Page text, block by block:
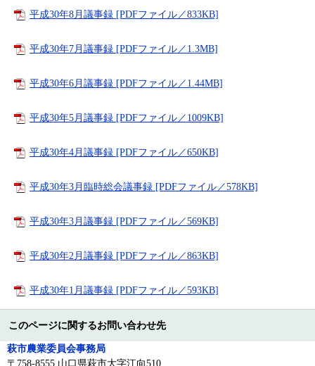
平成30年8月議事録 [PDFファイル／833KB]
平成30年7月議事録 [PDFファイル／1.3MB]
平成30年6月議事録 [PDFファイル／1.44MB]
平成30年5月議事録 [PDFファイル／1009KB]
平成30年4月議事録 [PDFファイル／650KB]
平成30年3月臨時総会議事録 [PDFファイル／578KB]
平成30年3月議事録 [PDFファイル／569KB]
平成30年2月議事録 [PDFファイル／863KB]
平成30年1月議事録 [PDFファイル／593KB]
このページに関するお問い合わせ先
萩市農業委員会事務局
〒758-8555 山口県萩市大字江向510